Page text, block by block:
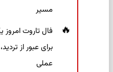
مسیر
برای عبور از
عملی